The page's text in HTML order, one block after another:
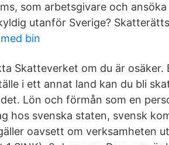
som arbetsgivare och
utanför Sverige?
bin
Skatteverket om du är
i ett annat land kan du bli
Lön och förmån som en
hos svenska staten, svensk
oavsett om verksamheten